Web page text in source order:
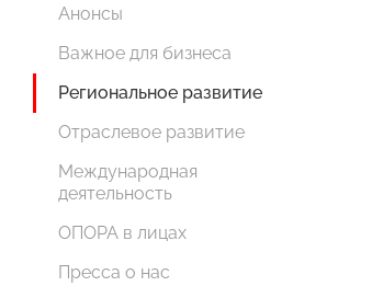
Анонсы
Важное для бизнеса
Региональное развитие
Отраслевое развитие
Международная
деятельность
ОПОРА в лицах
Пресса о нас